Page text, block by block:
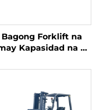
Bagong Forklift na
Kapasidad na 4
kumukuha ng
na may mataas
kalidad na Hapones